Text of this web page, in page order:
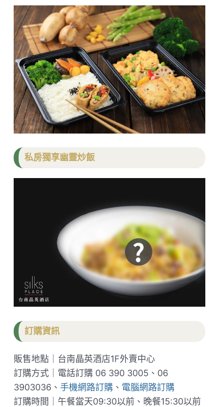
私房獨享幽靈炒飯
訂購資訊
販售地點｜台南晶英酒店1F外賣中心
訂購方式｜電話訂購 06 390 3005、06
3903036、 手機網路訂購、 電腦網路訂購
訂購時間｜午餐當天09:30以前、晚餐15:30以前